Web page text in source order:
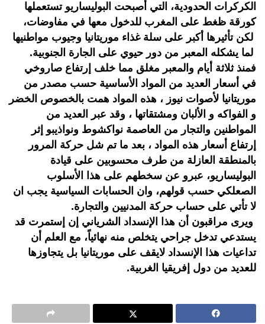
الكركرات الحدودية، التي أصبحت البوليساريو تستعملها
كورقة ظغط على المغرب للدخول معها في مفاوضات،
لكن تأثيرها أكبر على سلة غذاء موريتانيا وجيوب مواطنيها
لما يشكله المعبر من دور حيوي على الجارة الجنوبية.
فمنذ ثلاثة أيام والمعبر مغلق مما خلف إرتفاع صاروخي
في أسعار العديد من المواد الأساسية حسب مصدر من
موريتانيا لأصوات نيوز ، هذه المواد همت بالخصوص الخضر
و الفواكه و الألبان ومشتقاتها ، وقد عبر العديد من
المواطنين والتجار من العاصمة نواكشوط ونواذيبو إثر
إرتفاع أسعار هذه المواد ، بعد ما تم شل حركة المرور
بالمنطقة العازلة من طرف محسوبين على قيادة
البوليساريو، عبرو عن سخطهم على هذا الأسلوب
الصعلكي حسب قولهم، وان الحسابات السياسية يجب ان
لا تأتي على حساب حركة المدنيين والتجارة.
ويرى مراقبون أن هذا الإنسداد الشرياني إن إستمرت قد
يستدعي تدخل جراحي يتخلص منه نهائياً، مع العلم أن
تداعيات هذا الإنسداد لايقف على موريتانيا بل يتجاوزها
للعديد من دول إفريقيا الغربية.